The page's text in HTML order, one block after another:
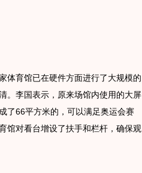
育馆已在硬件方面进行了大规模的
。李国表示，原来场馆内使用的大屏
了66平方米的，可以满足奥运会赛
馆对看台增设了扶手和栏杆，确保观